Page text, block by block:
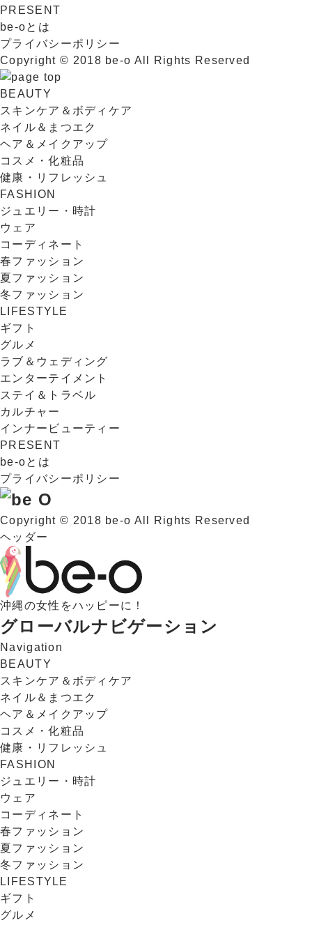
PRESENT
be-oとは
プライバシーポリシー
Copyright © 2018 be-o All Rights Reserved
BEAUTY
スキンケア＆ボディケア
ネイル＆まつエク
ヘア＆メイクアップ
コスメ・化粧品
健康・リフレッシュ
FASHION
ジュエリー・時計
ウェア
コーディネート
春ファッション
夏ファッション
冬ファッション
LIFESTYLE
ギフト
グルメ
ラブ＆ウェディング
エンターテイメント
ステイ＆トラベル
カルチャー
インナービューティー
PRESENT
be-oとは
プライバシーポリシー
Copyright © 2018 be-o All Rights Reserved
ヘッダー
沖縄の女性をハッピーに！
グローバルナビゲーション
Navigation
BEAUTY
スキンケア＆ボディケア
ネイル＆まつエク
ヘア＆メイクアップ
コスメ・化粧品
健康・リフレッシュ
FASHION
ジュエリー・時計
ウェア
コーディネート
春ファッション
夏ファッション
冬ファッション
LIFESTYLE
ギフト
グルメ